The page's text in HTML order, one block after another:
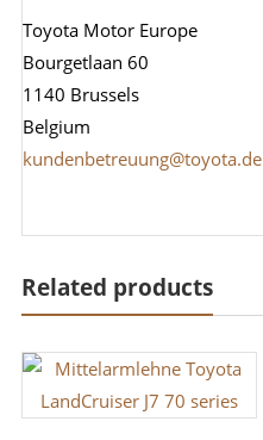
Toyota Motor Europe
Bourgetlaan 60
1140 Brussels
Belgium
kundenbetreuung@toyota.de
Related products